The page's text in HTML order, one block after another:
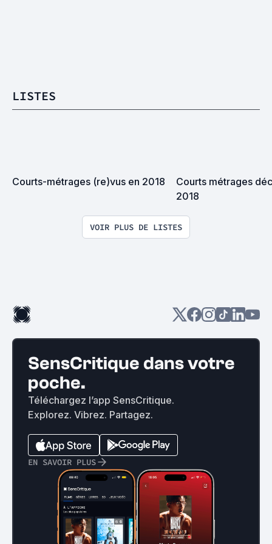
LISTES
Courts-métrages (re)vus en 2018
Courts métrages
2018
VOIR PLUS DE LISTES
SensCritique dans votre
poche.
Téléchargez l’app SensCritique.
Explorez. Vibrez. Partagez.
EN SAVOIR PLUS